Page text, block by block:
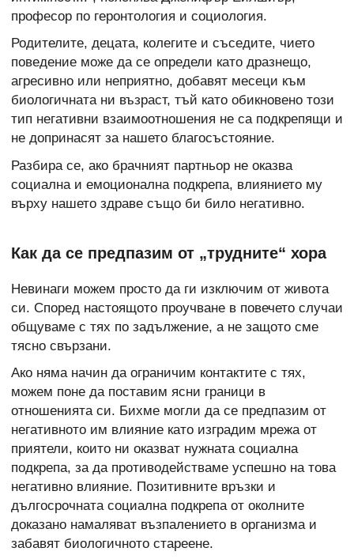
професор по геронтология и социология.
Родителите, децата, колегите и съседите, чието
поведение може да се определи като дразнещо,
агресивно или неприятно, добавят месеци към
биологичната ни възраст, тъй като обикновено този
тип негативни взаимоотношения не са подкрепящи и
не допринасят за нашето благосъстояние.
Разбира се, ако брачният партньор не оказва
социална и емоционална подкрепа, влиянието му
върху нашето здраве също би било негативно.
Как да се предпазим от „трудните“ хора
Невинаги можем просто да ги изключим от живота
си. Според настоящото проучване в повечето случаи
общуваме с тях по задължение, а не защото сме
тясно свързани.
Ако няма начин да ограничим контактите с тях,
можем поне да поставим ясни граници в
отношенията си. Бихме могли да се предпазим от
негативното им влияние като изградим мрежа от
приятели, които ни оказват нужната социална
подкрепа, за да противодействаме успешно на това
негативно влияние. Позитивните връзки и
дългосрочната социална подкрепа от околните
доказано намаляват възпалението в организма и
забавят биологичното стареене.